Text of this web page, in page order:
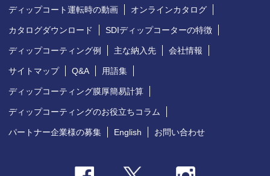
ディップコート運転時の動画 オンラインカタログ
カタログダウンロード SDIディップコーターの特徴
ディップコーティング例 主な納入先 会社情報
サイトマップ Q&A 用語集
ディップコーティング膜厚簡易計算
ディップコーティングのお役立ちコラム
パートナー企業様の募集 English お問い合わせ